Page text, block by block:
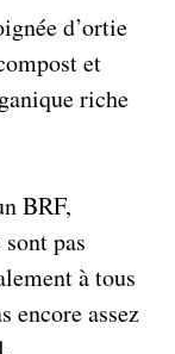
d’ortie
et
riche
BRF,
pas
à tous
encore assez